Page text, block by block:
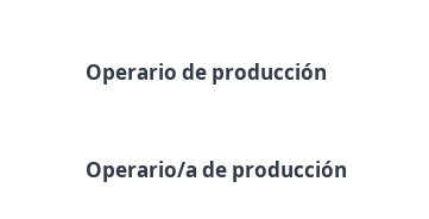
Operario de producción
Operario/a de producción